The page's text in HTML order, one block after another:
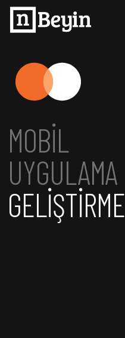
MOBİL
UYGULAMA
GELİŞTİRME